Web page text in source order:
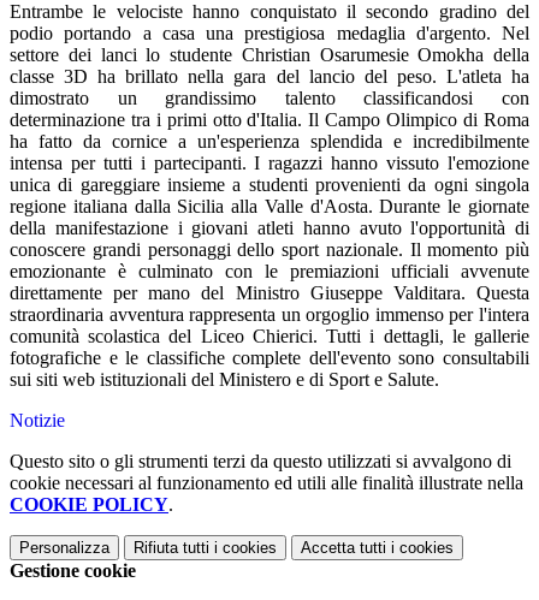
Entrambe le velociste hanno conquistato il secondo gradino del
podio portando a casa una prestigiosa medaglia d'argento. Nel
settore dei lanci lo studente Christian Osarumesie Omokha della
classe 3D ha brillato nella gara del lancio del peso. L'atleta ha
dimostrato un grandissimo talento classificandosi con
determinazione tra i primi otto d'Italia. Il Campo Olimpico di Roma
ha fatto da cornice a un'esperienza splendida e incredibilmente
intensa per tutti i partecipanti. I ragazzi hanno vissuto l'emozione
unica di gareggiare insieme a studenti provenienti da ogni singola
regione italiana dalla Sicilia alla Valle d'Aosta. Durante le giornate
della manifestazione i giovani atleti hanno avuto l'opportunità di
conoscere grandi personaggi dello sport nazionale. Il momento più
emozionante è culminato con le premiazioni ufficiali avvenute
direttamente per mano del Ministro Giuseppe Valditara. Questa
straordinaria avventura rappresenta un orgoglio immenso per l'intera
comunità scolastica del Liceo Chierici. Tutti i dettagli, le gallerie
fotografiche e le classifiche complete dell'evento sono consultabili
sui siti web istituzionali del Ministero e di Sport e Salute.
Notizie
Questo sito o gli strumenti terzi da questo utilizzati si avvalgono di
cookie necessari al funzionamento ed utili alle finalità illustrate nella
COOKIE POLICY.
Personalizza Rifiuta tutti i cookies Accetta tutti i cookies
Gestione cookie